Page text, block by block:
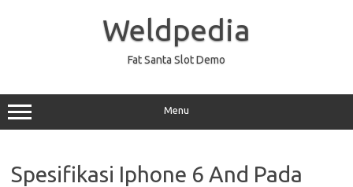
Weldpedia
Fat Santa Slot Demo
Menu
Spesifikasi Iphone 6 And Pada